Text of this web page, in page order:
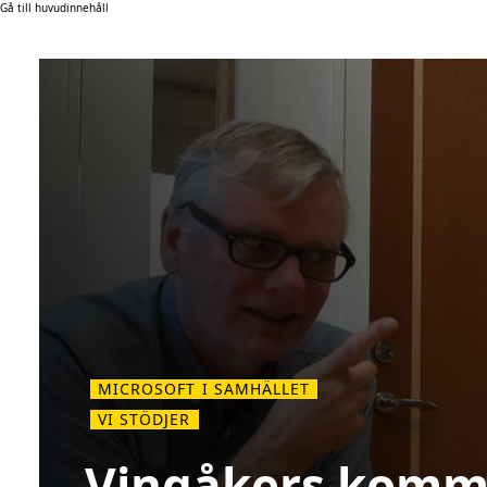
Gå till huvudinnehåll
MICROSOFT I SAMHÄLLET
VI STÖDJER